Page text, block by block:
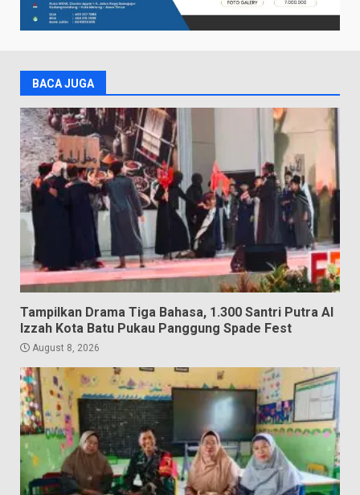
BACA JUGA
Tampilkan Drama Tiga Bahasa, 1.300 Santri Putra Al
Izzah Kota Batu Pukau Panggung Spade Fest
August 8, 2026